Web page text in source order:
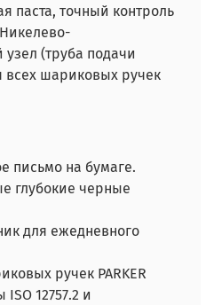
паста, точный контроль
(труба подачи
всех шариковых ручек
письмо на бумаге.
глубокие черные
для ежедневного
ручек PARKER
12757.2 и